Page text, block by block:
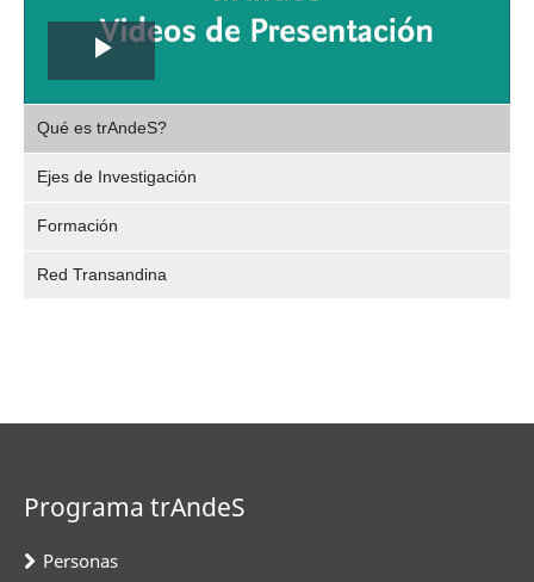
Play
Video
Qué es trAndeS?
Ejes de Investigación
Formación
Red Transandina
Programa trAndeS
Personas